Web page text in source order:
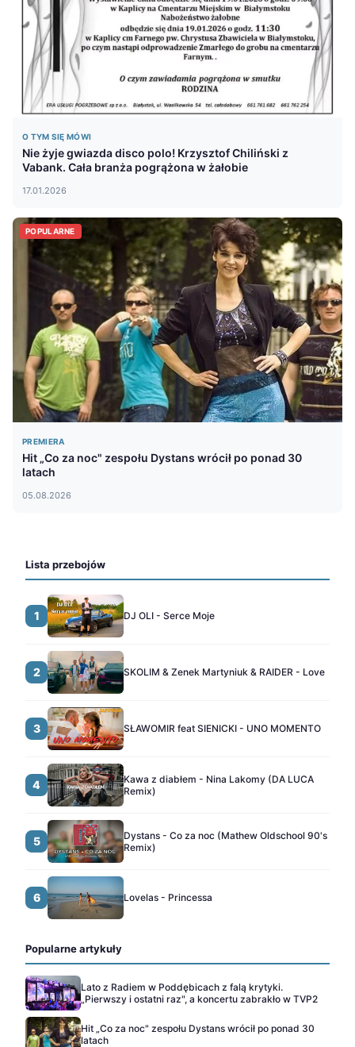
O TYM SIĘ MÓWI
Nie żyje gwiazda disco polo! Krzysztof Chiliński z
Vabank. Cała branża pogrążona w żałobie
17.01.2026
POPULARNE
PREMIERA
Hit „Co za noc" zespołu Dystans wrócił po ponad 30
latach
05.08.2026
Lista przebojów
1 DJ OLI - Serce Moje
2 SKOLIM & Zenek Martyniuk & RAIDER - Love
3 SŁAWOMIR feat SIENICKI - UNO MOMENTO
4
Kawa z diabłem - Nina Lakomy (DA LUCA
Remix)
5
Dystans - Co za noc (Mathew Oldschool 90's
Remix)
6 Lovelas - Princessa
Popularne artykuły
Lato z Radiem w Poddębicach z falą krytyki.
„Pierwszy i ostatni raz", a koncertu zabrakło w TVP2
Hit „Co za noc" zespołu Dystans wrócił po ponad 30
latach